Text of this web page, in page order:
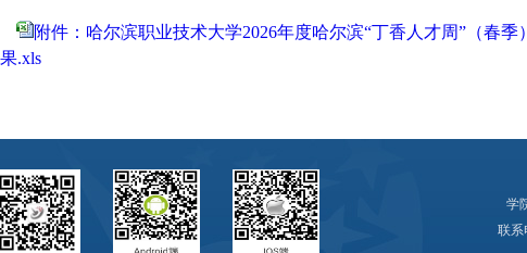
附件：哈尔滨职业技术大学2026年度哈尔滨“丁香人才周”（春
果.xls
学
联系